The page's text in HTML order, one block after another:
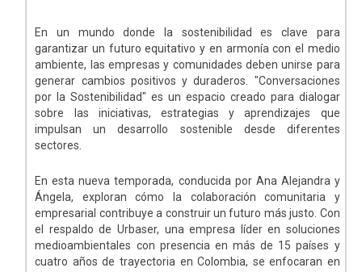
En un mundo donde la sostenibilidad es clave para
garantizar un futuro equitativo y en armonía con el medio
ambiente, las empresas y comunidades deben unirse para
generar cambios positivos y duraderos. "Conversaciones
por la Sostenibilidad" es un espacio creado para dialogar
sobre las iniciativas, estrategias y aprendizajes que
impulsan un desarrollo sostenible desde diferentes
sectores.
En esta nueva temporada, conducida por Ana Alejandra y
Ángela, exploran cómo la colaboración comunitaria y
empresarial contribuye a construir un futuro más justo. Con
el respaldo de Urbaser, una empresa líder en soluciones
medioambientales con presencia en más de 15 países y
cuatro años de trayectoria en Colombia, se enfocaran en